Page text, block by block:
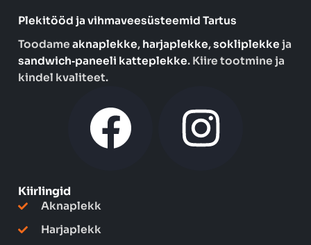
Plekitööd ja vihmaveesüsteemid Tartus
Toodame aknaplekke, harjaplekke,sokliplekke ja
sandwich‑paneeli katteplekke. Kiire tootmine ja
kindel kvaliteet.
F
a
I
n
Kiirlingid
Aknaplekk
Harjaplekk